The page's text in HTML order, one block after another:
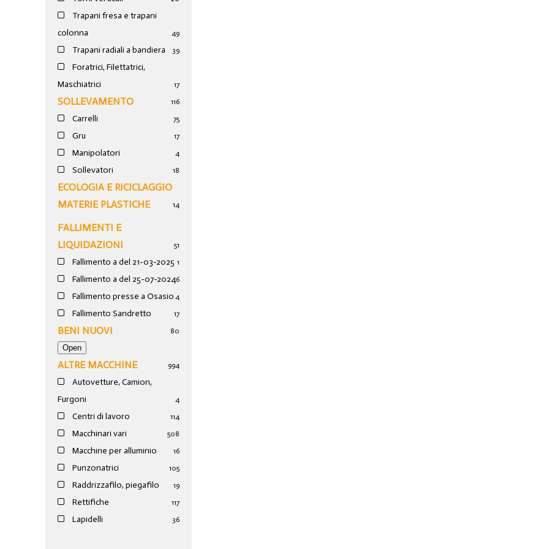
Trapani fresa e trapani
colonna
49
Trapani radiali a bandiera 39
Foratrici, Filettatrici,
Maschiatrici
17
SOLLEVAMENTO 116
Carrelli 75
Gru 17
Manipolatori 4
Sollevatori 18
ECOLOGIA E RICICLAGGIO
MATERIE PLASTICHE
14
FALLIMENTI E
LIQUIDAZIONI
51
Fallimento a del 21-03-2025 1
Fallimento a del 25-07-20246
Fallimento presse a Osasio 4
Fallimento Sandretto 17
BENI NUOVI 80
ALTRE MACCHINE 994
Autovetture, Camion,
Furgoni
4
Centri di lavoro 114
Macchinari vari 508
Macchine per alluminio 16
Punzonatrici 105
Raddrizzafilo, piegafilo 19
Rettifiche 117
Lapidelli 36